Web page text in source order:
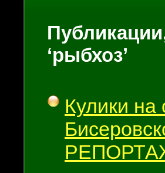
‘рыбхоз’
Кулики на